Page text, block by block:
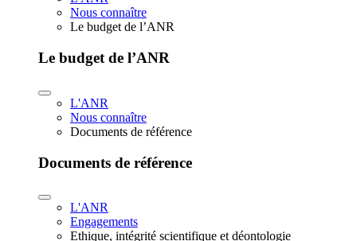
Nous connaître
Le budget de l’ANR
Le budget de l’ANR
L'ANR
Nous connaître
Documents de référence
Documents de référence
L'ANR
Engagements
Ethique, intégrité scientifique et déontologie